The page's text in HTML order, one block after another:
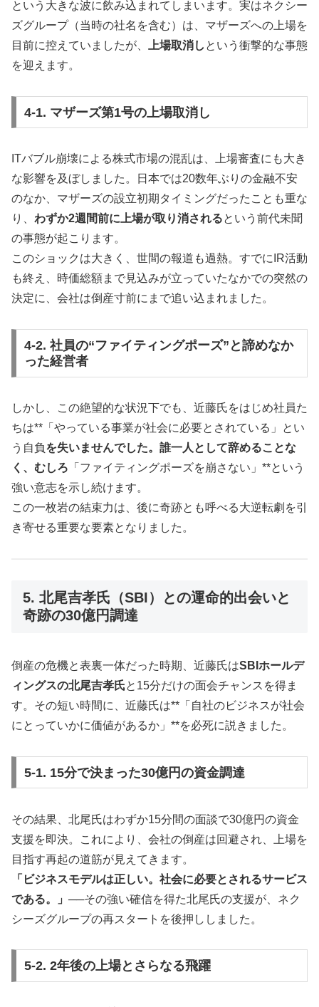
という大きな波に飲み込まれてしまいます。実はネクシー
ズグループ（当時の社名を含む）は、マザーズへの上場を
目前に控えていましたが、
上場取消し という衝撃的な事態
を迎えます。
4-1. マザーズ第1号の上場取消し
ITバブル崩壊による株式市場の混乱は、上場審査にも大き
な影響を及ぼしました。日本では20数年ぶりの金融不安
のなか、マザーズの設立初期タイミングだったことも重な
り、 わずか2週間前に上場が取り消されるという前代未聞
の事態が起こります。
このショックは大きく、世間の報道も過熱。すでにIR活動
も終え、時価総額まで見込みが立っていたなかでの突然の
決定に、会社は倒産寸前にまで追い込まれました。
4-2. 社員の“ファイティングポーズ”と諦めなか
った経営者
しかし、この絶望的な状況下でも、近藤氏をはじめ社員た
ちは**「やっている事業が社会に必要とされている」とい
う自負を失いませんでした。誰一人として辞めることな
く、むしろ 「ファイティングポーズを崩さない」**という
強い意志を示し続けます。
この一枚岩の結束力は、後に奇跡とも呼べる大逆転劇を引
き寄せる重要な要素となりました。
5. 北尾吉孝氏（SBI）との運命的出会いと
奇跡の30億円調達
倒産の危機と表裏一体だった時期、近藤氏はSBIホールデ
ィングスの北尾吉孝氏と15分だけの面会チャンスを得ま
す。その短い時間に、近藤氏は**「自社のビジネスが社会
にとっていかに価値があるか」**を必死に説きました。
5-1. 15分で決まった30億円の資金調達
その結果、北尾氏はわずか15分間の面談で30億円の資金
支援を即決。これにより、会社の倒産は回避され、上場を
目指す再起の道筋が見えてきます。
「ビジネスモデルは正しい。社会に必要とされるサービス
である。」 ──その強い確信を得た北尾氏の支援が、ネク
シーズグループの再スタートを後押ししました。
5-2. 2年後の上場とさらなる飛躍